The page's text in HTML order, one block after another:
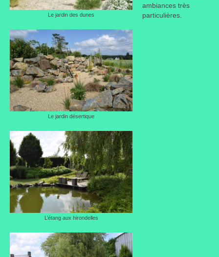
Le jardin des dunes
Le jardin désertique
L’étang aux hirondelles
ambiances très
particulières.